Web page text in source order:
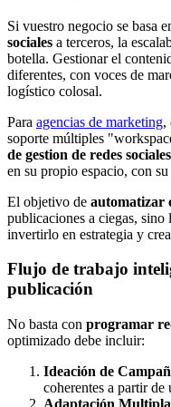
Si vuestro negocio se basa
sociales a terceros, la
botella. Gestionar el
diferentes, con voces de
logístico colosal.
Para agencias de marketing,
soporte múltiples
de gestion de redes sociales
en su propio espacio, con
El objetivo de automatizar
publicaciones a ciegas, sino
invertirlo en estrategia y
Flujo de trabajo
publicación
No basta con programar
optimizado debe incluir:
Ideación de
coherentes a partir de